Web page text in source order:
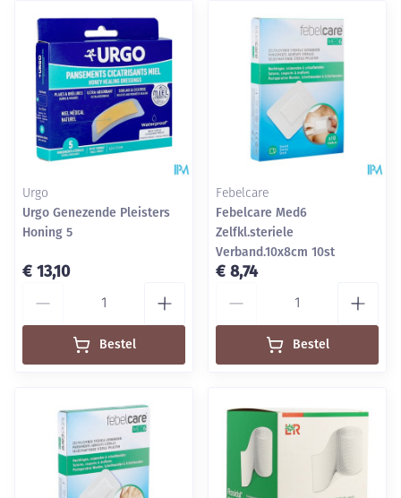
Urgo
Urgo Genezende Pleisters
Honing 5
€ 13,10
Bestel
Febelcare
Febelcare Med6
Zelfkl.steriele
Verband.10x8cm 10st
€ 8,74
Bestel